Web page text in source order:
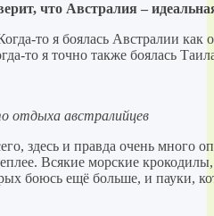
что Австралия –
то я боялась Австралии как
то я точно также боялась
отдыха австралийцев
здесь и правда очень много
Всякие морские
боюсь ещё больше, и пауки,